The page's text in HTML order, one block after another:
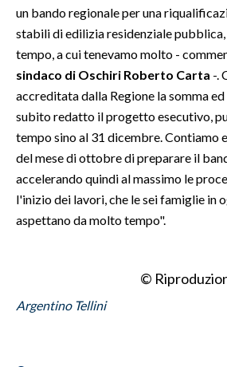
SPIAGGE
STORE
un bando regionale per una
stabili di edilizia residenziale
tempo, a cui tenevamo molto -
sindaco di Oschiri Roberto Carta -.
accreditata dalla Regione la somma
subito redatto il progetto esecutivo,
tempo sino al 31 dicembre. Contiamo
del mese di ottobre di preparare il
accelerando quindi al massimo le
l'inizio dei lavori, che le sei famiglie in
aspettano da molto tempo".
©
Argentino Tellini